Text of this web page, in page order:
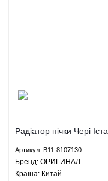
Радіатор пічки Чері
Артикул: B11-8107130
Брeнд: ОРИГИНАЛ
Країна: Китай